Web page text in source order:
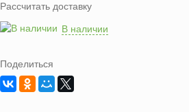
Рассчитать доставку
В наличии
Поделиться